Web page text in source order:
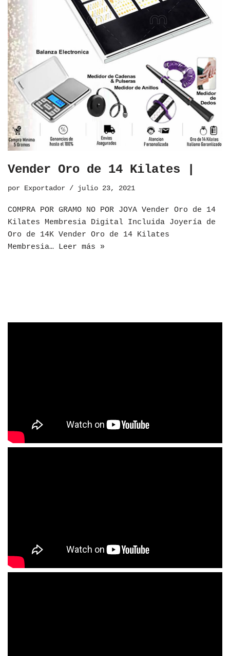
Vender Oro de 14 Kilates |
por Exportador julio 23, 2021
COMPRA POR GRAMO NO POR JOYA Vender Oro de 14
Kilates Membresia Digital Incluida Joyería de
Oro de 14K Vender Oro de 14 Kilates
Membresia… Leer más »